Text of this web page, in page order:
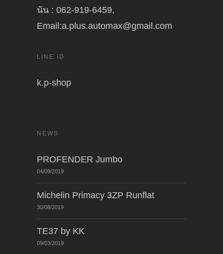
นัน : 062-919-6459,
Email:a.plus.automax@gmail.com
LINE ID
k.p-shop
NEWS
PROFENDER Jumbo
04/09/2019
Michelin Primacy 3ZP Runflat
30/08/2019
TE37 by KK
09/03/2019